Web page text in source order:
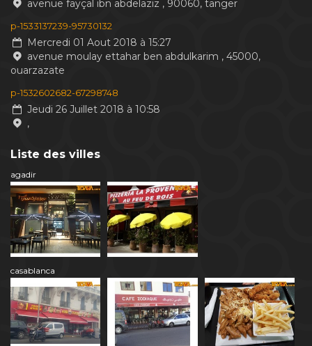
avenue fayçal ibn abdelaziz , 90060, tanger
p-1533137239-95730132
Mercredi 01 Aout 2018 à 15:27
avenue moulay ettahar ben abdulkarim , 45000,
ouarzazate
p-1532602682-67298748
Jeudi 26 Juillet 2018 à 10:58
,
Liste des villes
agadir
casablanca